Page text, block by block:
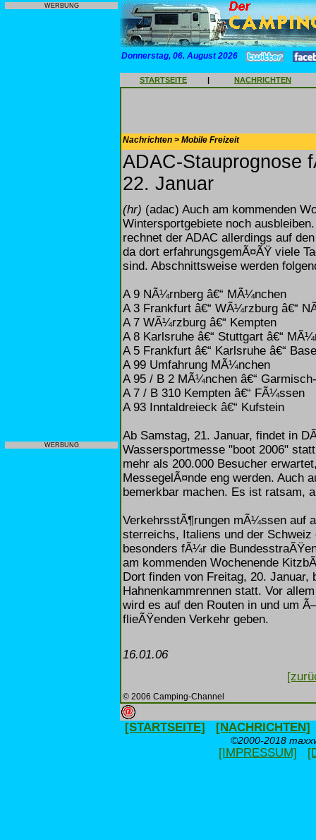
WERBUNG
WERBUNG
Donnerstag, 06. August 2026
STARTSEITE | NACHRICHTEN
Nachrichten > Mobile Freizeit
ADAC-Stauprognose
22. Januar
(hr) (adac) Auch am kommenden
Wintersportgebiete noch
rechnet der ADAC allerdings auf
da dort erfahrungsgemÃ¤ÃŸ viele
sind. Abschnittsweise werden
A 9 NÃ¼rnberg â€“ MÃ¼nchen
A 3 Frankfurt â€“ WÃ¼rzburg â€“
A 7 WÃ¼rzburg â€“ Kempten
A 8 Karlsruhe â€“ Stuttgart â€“
A 5 Frankfurt â€“ Karlsruhe â€“
A 99 Umfahrung MÃ¼nchen
A 95 / B 2 MÃ¼nchen â€“
A 7 / B 310 Kempten â€“ FÃ¼ssen
A 93 Inntaldreieck â€“ Kufstein
Ab Samstag, 21. Januar, findet in
Wassersportmesse "boot 2006"
mehr als 200.000 Besucher
MessegelÃ¤nde eng werden. Auch
bemerkbar machen. Es ist ratsam,
VerkehrsstÃ¶rungen mÃ¼ssen auf
sterreichs, Italiens und der
besonders fÃ¼r die
am kommenden Wochenende
Dort finden von Freitag, 20. Januar,
Hahnenkammrennen statt. Vor
wird es auf den Routen in und um
flieÃŸenden Verkehr geben.
16.01.06
© 2006 Camping-Channel
[STARTSEITE] [NACHRICHTEN]
©2000-2018
[IMPRESSUM]